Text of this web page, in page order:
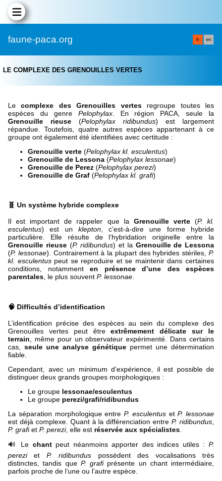
faune-paca.org fr en
LE COMPLEXE DES GRENOUILLES VERTES
Lecomplexe des Grenouilles vertesregroupe toutes les
espèces du genre Pelophylax. En région PACA, seule la
Grenouille rieuse (Pelophylax ridibundus) est largement
répandue. Toutefois, quatre autres espèces appartenant à ce
groupe ont également été identifiées avec certitude :
Grenouille verte (Pelophylax kl. esculentus)
Grenouille de Lessona (Pelophylax lessonae)
Grenouille de Perez (Pelophylax perezi)
Grenouille de Graf (Pelophylax kl. grafi)
🧬 Un système hybride complexe
Il est important de rappeler que la Grenouille verte(P. kl.
esculentus) est un klepton, c’est-à-dire une forme hybride
particulière. Elle résulte de l’hybridation originelle entre la
Grenouille rieuse(P. ridibundus) et la Grenouille de Lessona
(P. lessonae). Contrairement à la plupart des hybrides stériles,P.
kl. esculentuspeut se reproduire et se maintenir dans certaines
conditions, notamment en présence d’une des espèces
parentales, le plus souvent P. lessonae.
🧠 Difficultés d’identification
L’identification précise des espèces au sein du complexe des
Grenouilles vertes peut êtreextrêmement délicate sur le
terrain, même pour un observateur expérimenté. Dans certains
cas, seule une analyse génétique permet une détermination
fiable.
Cependant, avec un minimum d’expérience, il est possible de
distinguer deux grands groupes morphologiques :
Le groupe lessonae/esculentus
Le groupe perezi/grafi/ridibundus
La séparation morphologique entre P. esculentusetP. lessonae
est déjà complexe. Quant à la différenciation entreP. ridibundus
P. grafiet P. perezi, elle est réservée aux spécialistes
🔊 Le chantpeut néanmoins apporter des indices utiles :P.
pereziet P. ridibundus possèdent des vocalisations très
distinctes, tandis que P. grafiprésente un chant intermédiaire,
parfois proche de l’une ou l’autre espèce.